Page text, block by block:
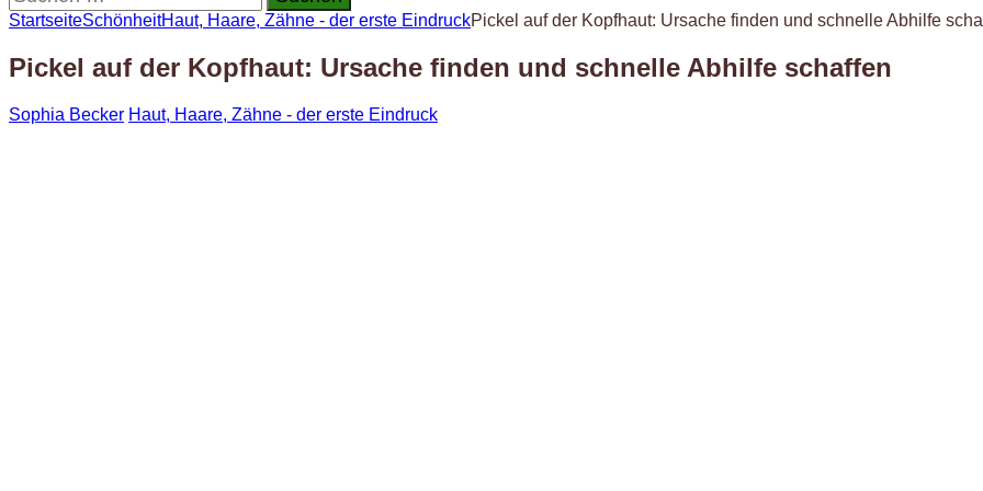
nach:
StartseiteSchönheitHaut, Haare, Zähne - der erste EindruckPickel auf der Kopfhaut: Ursache finden und schnelle Abhilfe
Pickel auf der Kopfhaut: Ursache finden und schnelle Abhilfe schaffen
Sophia Becker Haut, Haare, Zähne - der erste Eindruck